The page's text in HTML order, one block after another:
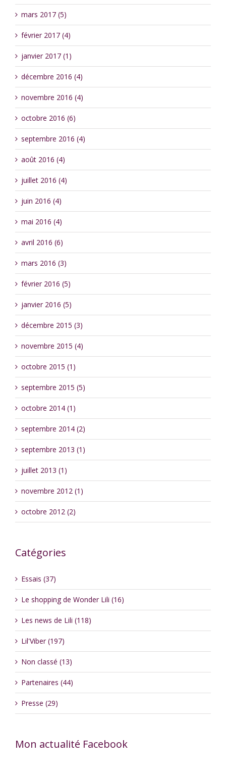
mars 2017 (5)
février 2017 (4)
janvier 2017 (1)
décembre 2016 (4)
novembre 2016 (4)
octobre 2016 (6)
septembre 2016 (4)
août 2016 (4)
juillet 2016 (4)
juin 2016 (4)
mai 2016 (4)
avril 2016 (6)
mars 2016 (3)
février 2016 (5)
janvier 2016 (5)
décembre 2015 (3)
novembre 2015 (4)
octobre 2015 (1)
septembre 2015 (5)
octobre 2014 (1)
septembre 2014 (2)
septembre 2013 (1)
juillet 2013 (1)
novembre 2012 (1)
octobre 2012 (2)
Catégories
Essais (37)
Le shopping de Wonder Lili (16)
Les news de Lili (118)
Lil'Viber (197)
Non classé (13)
Partenaires (44)
Presse (29)
Mon actualité Facebook